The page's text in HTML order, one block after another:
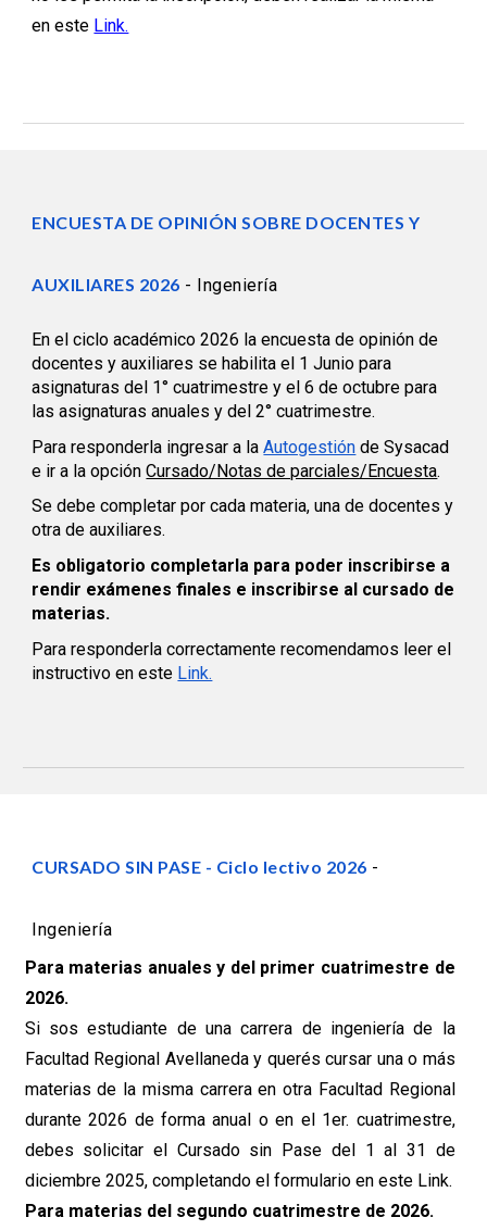
en este Link.
ENCUESTA DE OPINIÓN SOBRE DOCENTES Y
AUXILIARES 2026 - Ingeniería
En el ciclo académico 2026 la encuesta de opinión de
docentes y auxiliares se habilita el 1 Junio para
asignaturas del 1° cuatrimestre y el 6 de octubre para
las asignaturas anuales y del 2° cuatrimestre.
Para responderla ingresar a laAutogestión de Sysacad
e ir a la opciónCursado/Notas de parciales/Encuesta.
Se debe completar por cada materia, una de docentes y
otra de auxiliares.
Es obligatorio completarla para poder inscribirse a
rendir exámenes finales e inscribirse al cursado de
materias.
Para responderla correctamente recomendamos leer el
instructivo en este Link.
CURSADO SIN PASE - Ciclo lectivo 2026 -
Ingeniería
Para materias anuales y del primer cuatrimestre de
2026.
Si sos estudiante de una carrera de ingeniería de la
Facultad Regional Avellaneda y querés cursar una o más
materias de la misma carrera en otra Facultad Regional
durante2026 de forma anual o en el 1er. cuatrimestre,
debes solicitar el Cursado sin Pase del 1 al 31 de
diciembre 2025, completando el formulario en este Link.
Para materias del segundo cuatrimestre de 2026.